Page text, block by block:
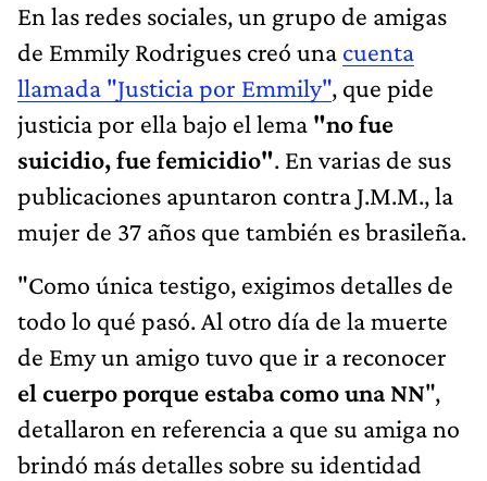
En las redes sociales, un grupo de amigas
de Emmily Rodrigues creó una cuenta
llamada "Justicia por Emmily", que pide
justicia por ella bajo el lema "no fue
suicidio, fue femicidio". En varias de sus
publicaciones apuntaron contra J.M.M., la
mujer de 37 años que también es brasileña.
"Como única testigo, exigimos detalles de
todo lo qué pasó. Al otro día de la muerte
de Emy un amigo tuvo que ir a reconocer
el cuerpo porque estaba como una NN",
detallaron en referencia a que su amiga no
brindó más detalles sobre su identidad